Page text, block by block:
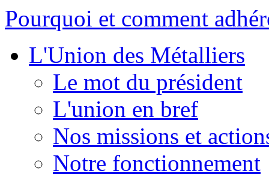
Pourquoi et comment
L'Union des Métalliers
Le mot du président
L'union en bref
Nos missions et
Notre fonctionnement